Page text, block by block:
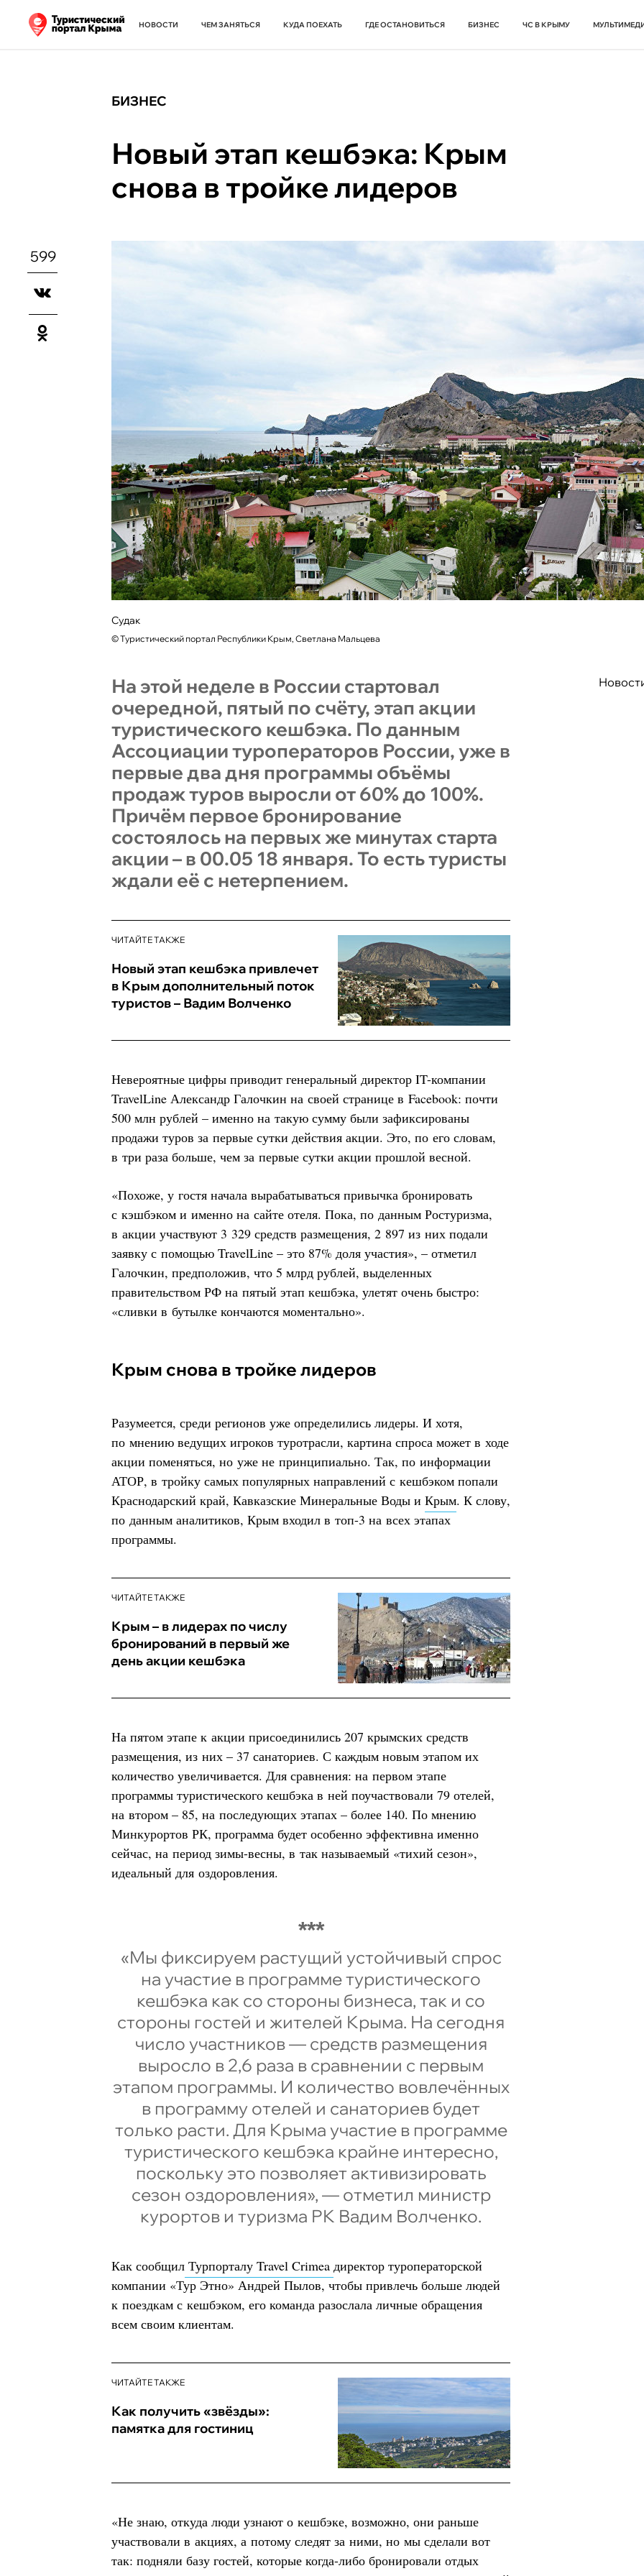
НОВОСТИ ЧЕМ ЗАНЯТЬСЯ КУДА ПОЕХАТЬ ГДЕ ОСТАНОВИТЬСЯ БИЗНЕС ЧС В КРЫМУ
БИЗНЕС
Новый этап кешбэка: Крым
снова в тройке лидеров
599
Судак
©Туристический портал Республики Крым, Светлана Мальцева
На этой неделе в России стартовал
очередной, пятый по счёту, этап акции
туристического кешбэка. По данным
Ассоциации туроператоров России, уже в
первые два дня программы объёмы
продаж туров выросли от 60% до 100%.
Причём первое бронирование
состоялось на первых же минутах старта
акции – в 00.05 18 января. То есть туристы
ждали её с нетерпением.
ЧИТАЙТЕ ТАКЖЕ
Новый этап кешбэка привлечет
в Крым дополнительный поток
туристов – Вадим Волченко
Невероятные цифры приводит генеральный директор IT-компании
TravelLine Александр Галочкин на своей странице в Facebook: почти
500 млн рублей – именно на такую сумму были зафиксированы
продажи туров за первые сутки действия акции. Это, по его словам,
в три раза больше, чем за первые сутки акции прошлой весной.
«Похоже, у гостя начала вырабатываться привычка бронировать
с кэшбэком и именно на сайте отеля. Пока, по данным Ростуризма,
в акции участвуют 3 329 средств размещения, 2 897 из них подали
заявку с помощью TravelLine – это 87% доля участия», – отметил
Галочкин, предположив, что 5 млрд рублей, выделенных
правительством РФ на пятый этап кешбэка, улетят очень быстро:
«сливки в бутылке кончаются моментально».
Крым снова в тройке лидеров
Разумеется, среди регионов уже определились лидеры. И хотя,
по мнению ведущих игроков туротрасли, картина спроса может в ходе
акции поменяться, но уже не принципиально. Так, по информации
АТОР, в тройку самых популярных направлений с кешбэком попали
Краснодарский край, Кавказские Минеральные Воды и Крым. К слову,
по данным аналитиков, Крым входил в топ-3 на всех этапах
программы.
ЧИТАЙТЕ ТАКЖЕ
Крым – в лидерах по числу
бронирований в первый же
день акции кешбэка
На пятом этапе к акции присоединились 207 крымских средств
размещения, из них – 37 санаториев. С каждым новым этапом их
количество увеличивается. Для сравнения: на первом этапе
программы туристического кешбэка в ней поучаствовали 79 отелей,
на втором – 85, на последующих этапах – более 140. По мнению
Минкурортов РК, программа будет особенно эффективна именно
сейчас, на период зимы-весны, в так называемый «тихий сезон»,
идеальный для оздоровления.
«Мы фиксируем растущий устойчивый спрос
на участие в программе туристического
кешбэка как со стороны бизнеса, так и со
стороны гостей и жителей Крыма. На сегодня
число участников — средств размещения
выросло в 2,6 раза в сравнении с первым
этапом программы. И количество вовлечённых
в программу отелей и санаториев будет
только расти. Для Крыма участие в программе
туристического кешбэка крайне интересно,
поскольку это позволяет активизировать
сезон оздоровления», — отметил министр
курортов и туризма РК Вадим Волченко.
Как сообщил Турпорталу Travel Crimea директор туроператорской
компании «Тур Этно» Андрей Пылов, чтобы привлечь больше людей
к поездкам с кешбэком, его команда разослала личные обращения
всем своим клиентам.
ЧИТАЙТЕ ТАКЖЕ
Как получить «звёзды»:
памятка для гостиниц
«Не знаю, откуда люди узнают о кешбэке, возможно, они раньше
участвовали в акциях, а потому следят за ними, но мы сделали вот
так: подняли базу гостей, которые когда-либо бронировали отдых